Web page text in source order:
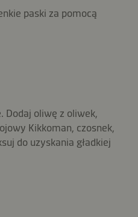
paski za pomocą
Dodaj oliwę z oliwek,
Kikkoman, czosnek,
do uzyskania gładkiej